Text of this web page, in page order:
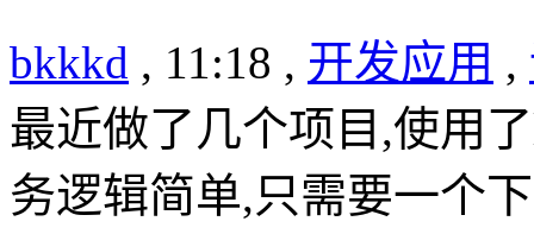
bkkkd , 11:18 , 开发应用 ,
最近做了几个项目,使用
务逻辑简单,只需要一个